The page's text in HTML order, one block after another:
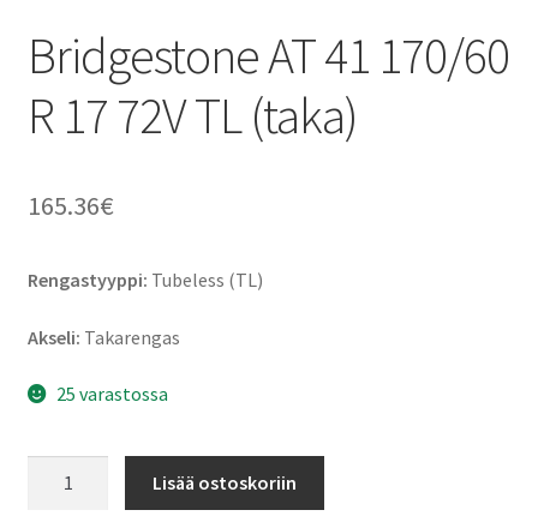
Bridgestone AT 41 170/60
R 17 72V TL (taka)
165.36€
Rengastyyppi: Tubeless (TL)
Akseli: Takarengas
25 varastossa
Lisää ostoskoriin